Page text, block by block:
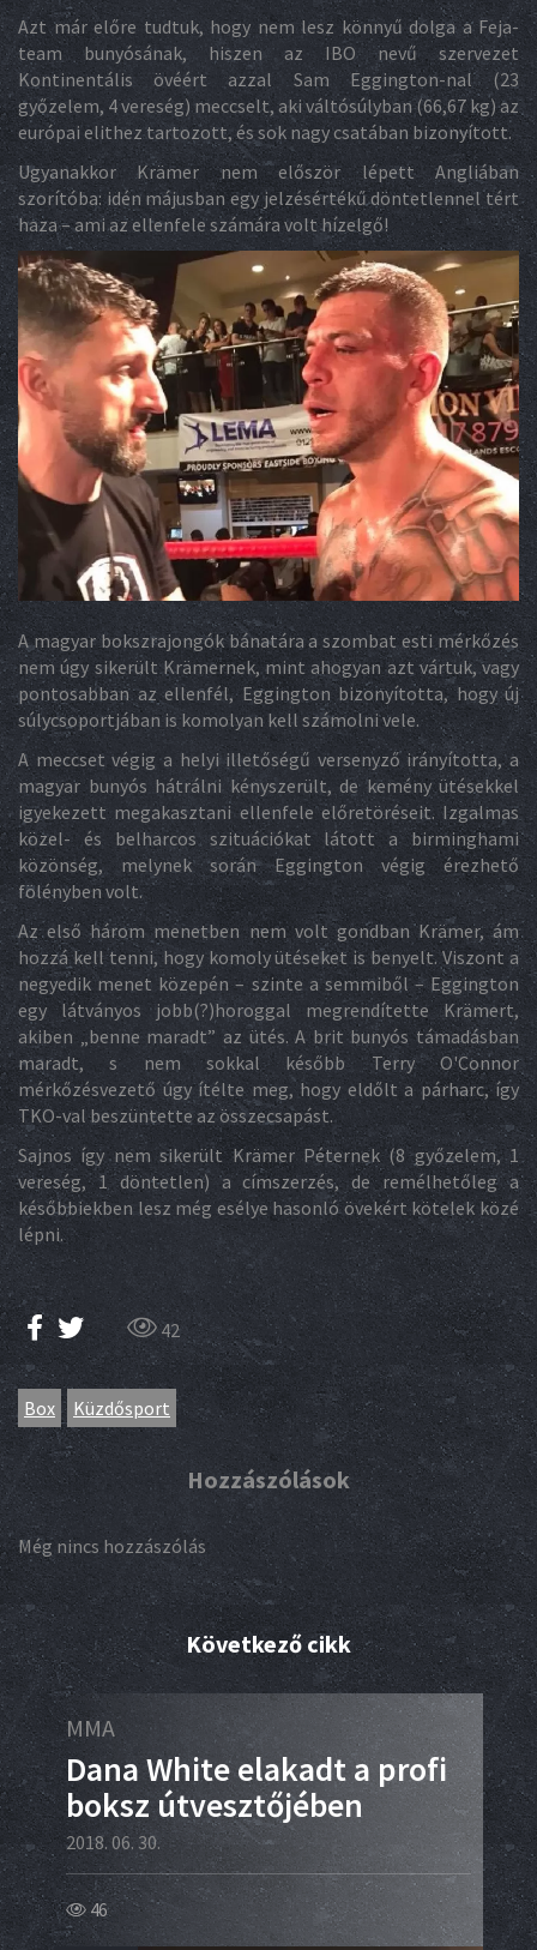
Azt már előre tudtuk, hogy nem lesz könnyű dolga a Feja-
team bunyósának, hiszen az IBO nevű szervezet
Kontinentális övéért azzal Sam Eggington-nal (23
győzelem, 4 vereség) meccselt, aki váltósúlyban (66,67 kg) az
európai elithez tartozott, és sok nagy csatában bizonyított.
Ugyanakkor Krämer nem először lépett Angliában
szorítóba: idén májusban egy jelzésértékű döntetlennel tért
haza – ami az ellenfele számára volt hízelgő!
A magyar bokszrajongók bánatára a szombat esti mérkőzés
nem úgy sikerült Krämernek, mint ahogyan azt vártuk, vagy
pontosabban az ellenfél, Eggington bizonyította, hogy új
súlycsoportjában is komolyan kell számolni vele.
A meccset végig a helyi illetőségű versenyző irányította, a
magyar bunyós hátrálni kényszerült, de kemény ütésekkel
igyekezett megakasztani ellenfele előretöréseit. Izgalmas
közel- és belharcos szituációkat látott a birminghami
közönség, melynek során Eggington végig érezhető
fölényben volt.
Az első három menetben nem volt gondban Krämer, ám
hozzá kell tenni, hogy komoly ütéseket is benyelt. Viszont a
negyedik menet közepén – szinte a semmiből – Eggington
egy látványos jobb(?)horoggal megrendítette Krämert,
akiben „benne maradt” az ütés. A brit bunyós támadásban
maradt, s nem sokkal később Terry O'Connor
mérkőzésvezető úgy ítélte meg, hogy eldőlt a párharc, így
TKO-val beszüntette az összecsapást.
Sajnos így nem sikerült Krämer Péternek (8 győzelem, 1
vereség, 1 döntetlen) a címszerzés, de remélhetőleg a
későbbiekben lesz még esélye hasonló övekért kötelek közé
lépni.
42
Box Küzdősport
Hozzászólások
Még nincs hozzászólás
Következő cikk
MMA
Dana White elakadt a profi
boksz útvesztőjében
2018. 06. 30.
46
Box
41